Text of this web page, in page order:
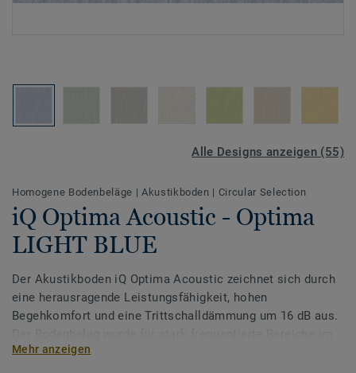
Alle Designs anzeigen (55)
Homogene Bodenbeläge | Akustikboden | Circular Selection
iQ Optima Acoustic - Optima
LIGHT BLUE
Der Akustikboden iQ Optima Acoustic zeichnet sich durch
eine herausragende Leistungsfähigkeit, hohen
Begehkomfort und eine Trittschalldämmung um 16 dB aus.
Bildungs- und Gesundheitswesen entwickelt und sorgt für
Mehr anzeigen